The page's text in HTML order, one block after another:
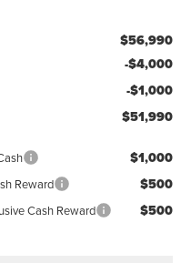
$56,990
-$4,000
-$1,000
$51,990
$1,000
Reward $500
Cash Reward $500